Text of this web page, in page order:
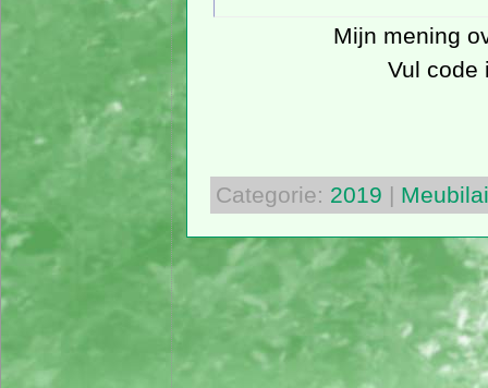
Mijn mening
Vul
Categorie: 2019 |